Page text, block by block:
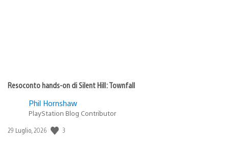
Resoconto hands-on di Silent Hill: Townfall
Phil Hornshaw
PlayStation Blog Contributor
Data
29 Luglio, 2026 3